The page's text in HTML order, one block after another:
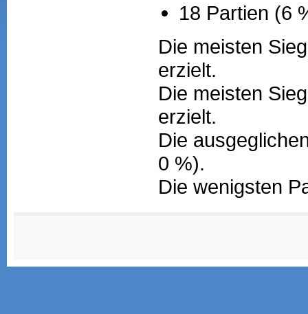
18 Partien (6
Die meisten
erzielt.
Die meisten
erzielt.
Die
0 %).
Die wenigsten